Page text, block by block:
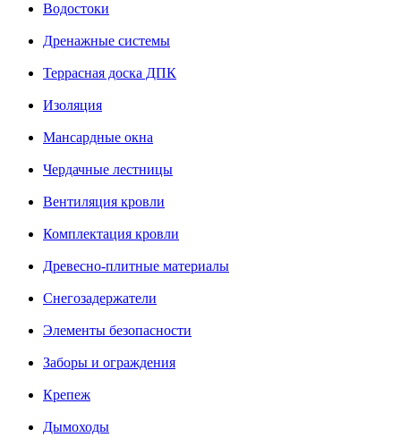
Водостоки
Дренажные системы
Террасная доска ДПК
Изоляция
Мансардные окна
Чердачные лестницы
Вентиляция кровли
Комплектация кровли
Древесно-плитные материалы
Снегозадержатели
Элементы безопасности
Заборы и ограждения
Крепеж
Дымоходы